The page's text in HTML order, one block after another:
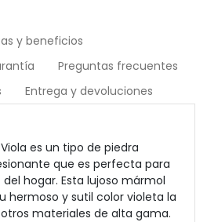
y beneficios
Preguntas frecuentes
Entrega y devoluciones
es un tipo de piedra
que es perfecta para
hogar. Esta lujoso mármol
hermoso y sutil color violeta la
materiales de alta gama.